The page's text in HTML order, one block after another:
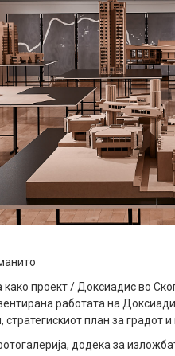
проект / Доксиадис во
работата на
стратегискиот план за градот
додека за